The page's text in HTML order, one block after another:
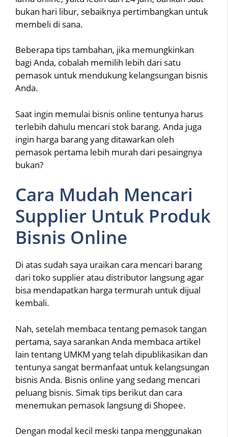
bukan hari libur, sebaiknya pertimbangkan untuk
membeli di sana.
Beberapa tips tambahan, jika memungkinkan
bagi Anda, cobalah memilih lebih dari satu
pemasok untuk mendukung kelangsungan bisnis
Anda.
Saat ingin memulai bisnis online tentunya harus
terlebih dahulu mencari stok barang. Anda juga
ingin harga barang yang ditawarkan oleh
pemasok pertama lebih murah dari pesaingnya
bukan?
Cara Mudah Mencari
Supplier Untuk Produk
Bisnis Online
Di atas sudah saya uraikan cara mencari barang
dari toko supplier atau distributor langsung agar
bisa mendapatkan harga termurah untuk dijual
kembali.
Nah, setelah membaca tentang pemasok tangan
pertama, saya sarankan Anda membaca artikel
lain tentang UMKM yang telah dipublikasikan dan
tentunya sangat bermanfaat untuk kelangsungan
bisnis Anda. Bisnis online yang sedang mencari
peluang bisnis. Simak tips berikut dan cara
menemukan pemasok langsung di Shopee.
Dengan modal kecil meski tanpa menggunakan